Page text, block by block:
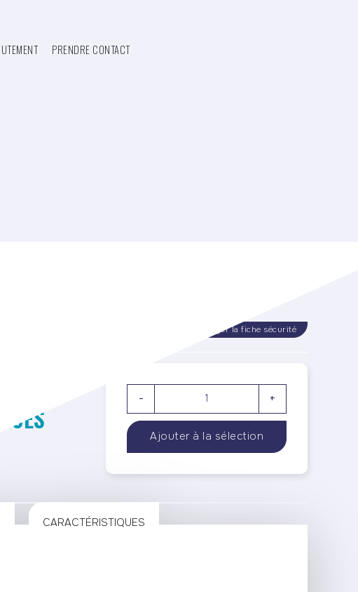
PRENDRE CONTACT
Télécharger la fiche sécurité
- +
CARACTÉRISTIQUES